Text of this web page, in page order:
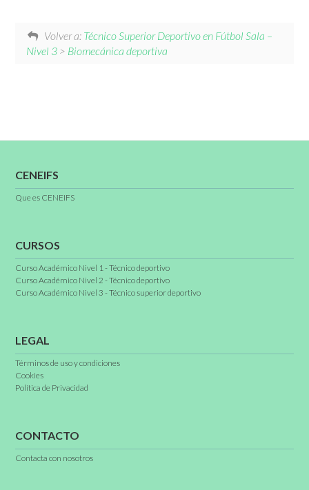
Volver a: Técnico Superior Deportivo en Fútbol Sala –
Nivel 3 > Biomecánica deportiva
CENEIFS
Que es CENEIFS
CURSOS
Curso Académico Nivel 1 - Técnico deportivo
Curso Académico Nivel 2 - Técnico deportivo
Curso Académico Nivel 3 - Técnico superior deportivo
LEGAL
Términos de uso y condiciones
Cookies
Política de Privacidad
CONTACTO
Contacta con nosotros